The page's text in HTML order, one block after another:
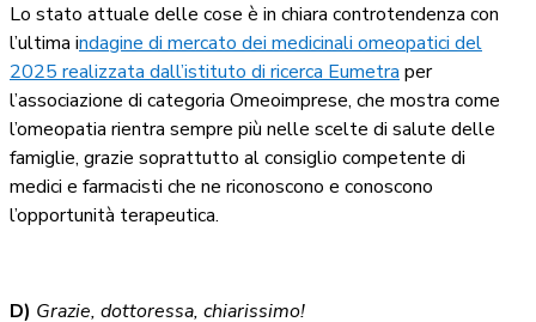
Lo stato attuale delle cose è in chiara controtendenza con
l’ultima indagine di mercato dei medicinali omeopatici del
2025 realizzata dall’istituto di ricerca Eumetra per
l’associazione di categoria Omeoimprese, che mostra come
l’omeopatia rientra sempre più nelle scelte di salute delle
famiglie, grazie soprattutto al consiglio competente di
medici e farmacisti che ne riconoscono e conoscono
l’opportunità terapeutica.
D) Grazie, dottoressa, chiarissimo!